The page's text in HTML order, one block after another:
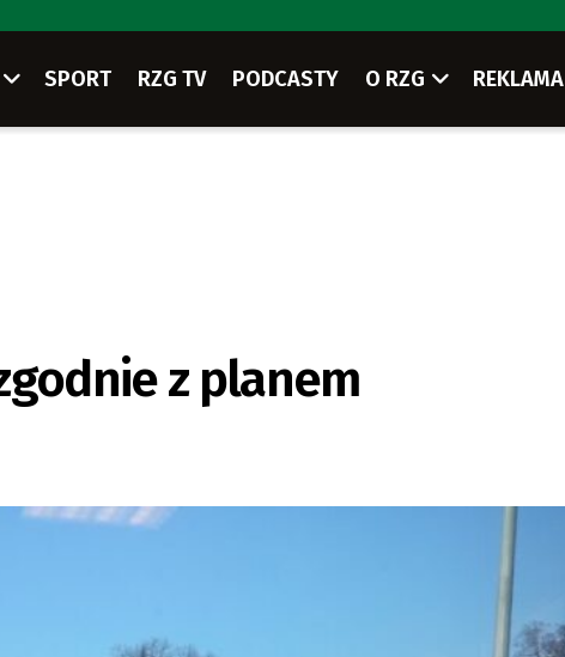
SPORT RZG TV PODCASTY O RZG REKLAMA
z planem